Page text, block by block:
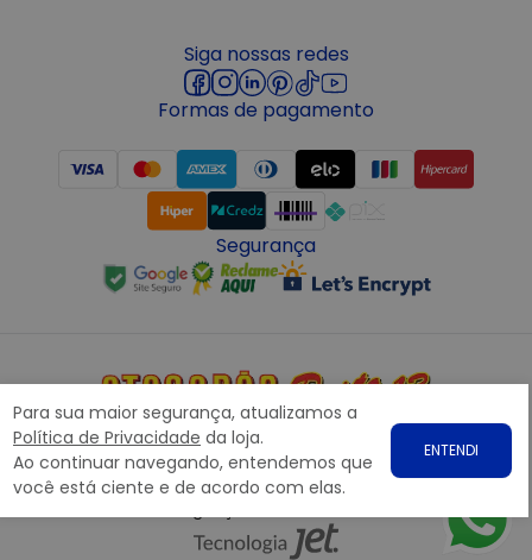
Para sua maior segurança, atualizamos a
Política de Privacidade da loja.
Ao continuar navegando, entendemos que
você está ciente e de acordo com elas.
ENTENDI
Siga nossas redes
Formas de pagamento
Segurança
Copyright © 2022 ATACADÃO POSTO 13 - Todos os direitos
reservados. CNPJ: 15.360.767/0001-07
Rodovia Presidente Dutra, nº1258 Galpão 1268 – Bairro: Prata,